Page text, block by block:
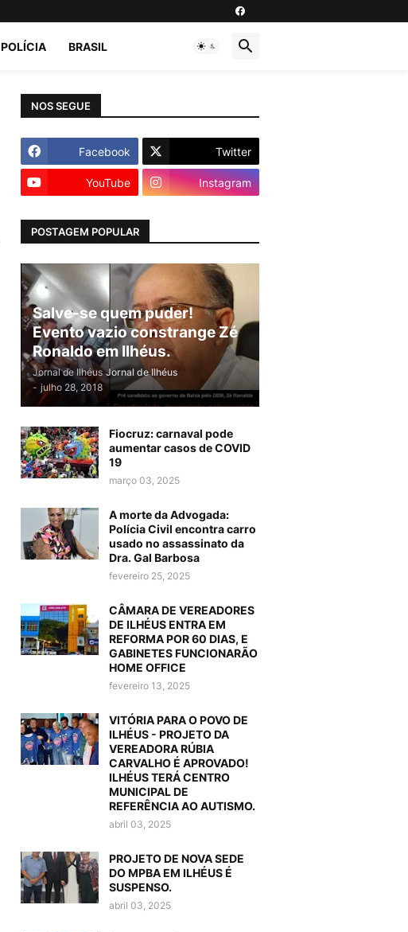
POLÍCIA BRASIL
NOS SEGUE
Facebook Twitter
YouTube Instagram
POSTAGEM POPULAR
Salve-se quem puder!
Evento vazio constrange Zé
Ronaldo em Ilhéus.
Jornal de Ilhéus Jornal de Ilhéus
- julho 28, 2018
Fiocruz: carnaval pode
aumentar casos de COVID
19
março 03, 2025
A morte da Advogada:
Polícia Civil encontra carro
usado no assassinato da
Dra. Gal Barbosa
fevereiro 25, 2025
CÂMARA DE VEREADORES
DE ILHÉUS ENTRA EM
REFORMA POR 60 DIAS, E
GABINETES FUNCIONARÃO
HOME OFFICE
fevereiro 13, 2025
VITÓRIA PARA O POVO DE
ILHÉUS - PROJETO DA
VEREADORA RÚBIA
CARVALHO É APROVADO!
ILHÉUS TERÁ CENTRO
MUNICIPAL DE
REFERÊNCIA AO AUTISMO.
abril 03, 2025
PROJETO DE NOVA SEDE
DO MPBA EM ILHÉUS É
SUSPENSO.
abril 03, 2025